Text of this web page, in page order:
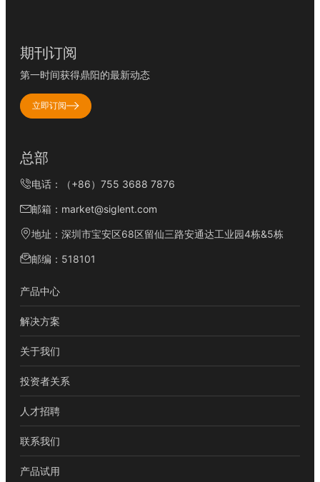
期刊订阅
第一时间获得鼎阳的最新动态
立即订阅
总部
电话：（+86）755 3688 7876
邮箱：market@siglent.com
地址：深圳市宝安区68区留仙三路安通达工业园4栋&5栋
邮编：518101
产品中心
解决方案
关于我们
投资者关系
人才招聘
联系我们
产品试用